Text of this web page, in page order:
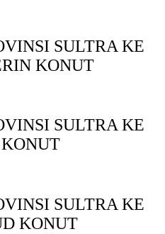
SULTRA KE
KONUT
SULTRA KE
SULTRA KE
KONUT